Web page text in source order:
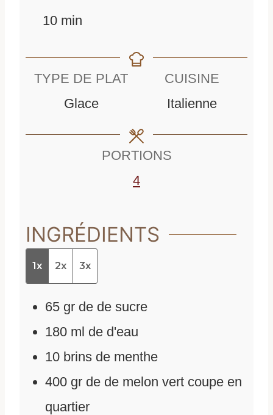
10m
n
min
u
s
t
TYPE DE PLAT
Glace
CUISINE
Italienne
PORTIONS
4
INGRÉDIENTS
1x 2x 3x
65 gr de de sucre
180 ml de d'eau
10 brins de menthe
400 gr de de melon vert coupe en
quartier